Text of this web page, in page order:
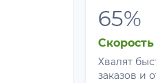
65%
Скорость
Хвалят
заказов и